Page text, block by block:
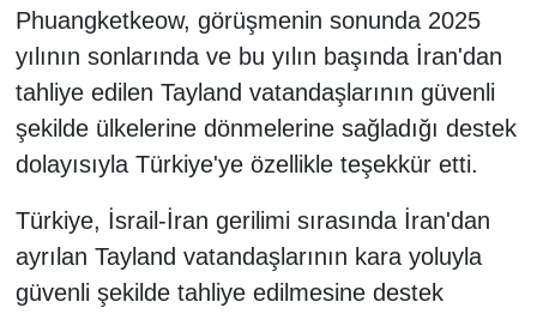
Phuangketkeow, görüşmenin sonunda 2025
yılının sonlarında ve bu yılın başında İran'dan
tahliye edilen Tayland vatandaşlarının güvenli
şekilde ülkelerine dönmelerine sağladığı destek
dolayısıyla Türkiye'ye özellikle teşekkür etti.
Türkiye, İsrail-İran gerilimi sırasında İran'dan
ayrılan Tayland vatandaşlarının kara yoluyla
güvenli şekilde tahliye edilmesine destek